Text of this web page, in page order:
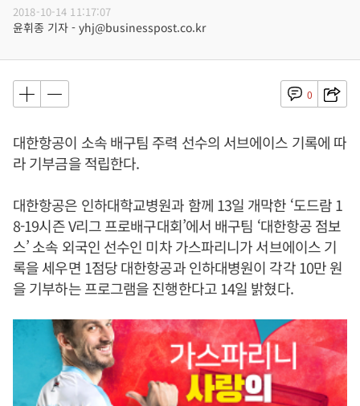
2018-10-14 11:17:07
윤휘종 기자 - yhj@businesspost.co.kr
0
대한항공이 소속 배구팀 주력 선수의 서브에이스 기록에 따
라 기부금을 적립한다.
대한항공은 인하대학교병원과 함께 13일 개막한 ‘도드람 1
8-19시즌 V리그 프로배구대회’에서 배구팀 ‘대한항공 점보
스’ 소속 외국인 선수인 미차 가스파리니가 서브에이스 기
록을 세우면 1점당 대한항공과 인하대병원이 각각 10만 원
을 기부하는 프로그램을 진행한다고 14일 밝혔다.